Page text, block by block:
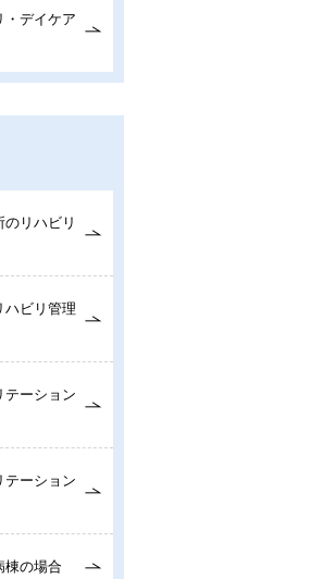
・デイケア
リハビリ
ハビリ管理
テーション
テーション
棟の場合